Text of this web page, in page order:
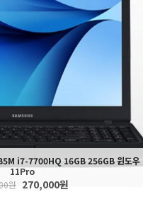
i7-7700HQ 16GB 256GB 윈도우
11Pro
원 270,000원